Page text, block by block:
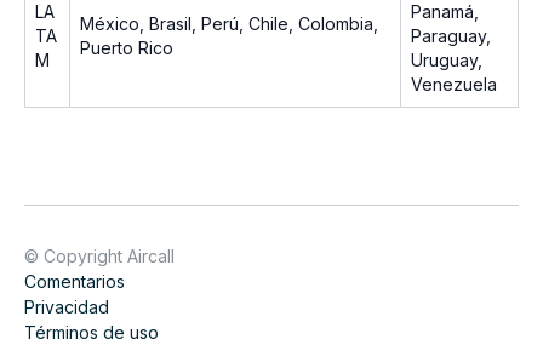
LA
TA
M
México, Brasil, Perú, Chile, Colombia,
Puerto Rico
Panamá,
Paraguay,
Uruguay,
Venezuela
© Copyright Aircall
Comentarios
Privacidad
Términos de uso